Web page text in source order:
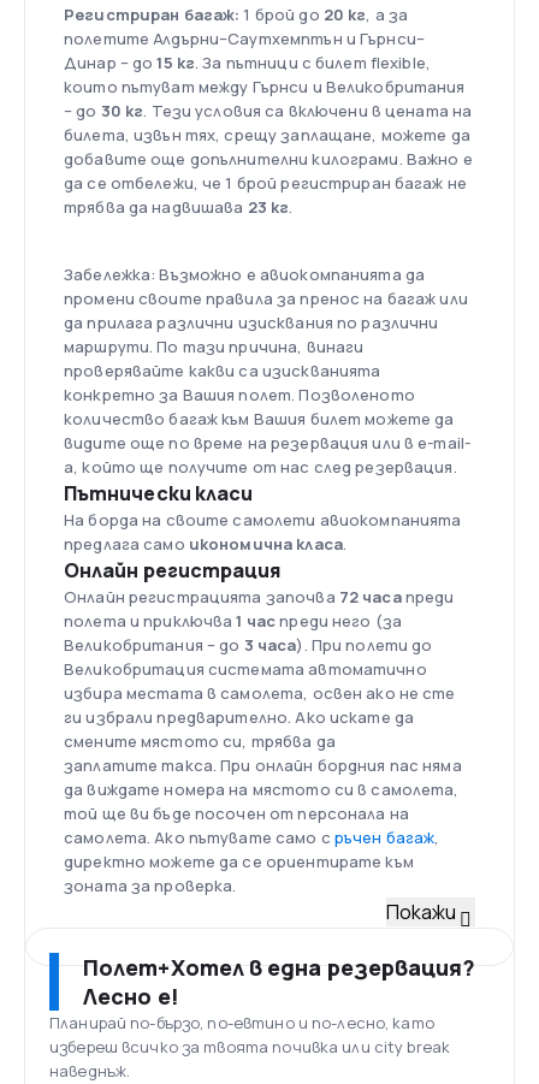
Регистриран багаж: 1 брой до 20 кг, а за
полетите Алдърни–Саутхемптън и Гърнси–
Динар – до15 кг. За пътници с билет flexible,
които пътуват между Гърнси и Великобритания
– до 30 кг. Тези условия са включени в цената на
билета, извън тях, срещу заплащане, можете да
добавите още допълнителни килограми. Важно е
да се отбележи, че 1 брой регистриран багаж не
трябва да надвишава 23 кг.
Забележка: Възможно е авиокомпанията да
промени своите правила за пренос на багаж или
да прилага различни изисквания по различни
маршрути. По тази причина, винаги
проверявайте какви са изискванията
конкретно за Вашия полет. Позволеното
количество багаж към Вашия билет можете да
видите още по време на резервация или в e-mail-
а, който ще получите от нас след резервация.
Пътнически класи
На борда на своите самолети авиокомпанията
предлага само икономична класа.
Онлайн регистрация
Онлайн регистрацията започва 72 часапреди
полета и приключва1 часпреди него (за
Великобритания – до 3 часа). При полети до
Великобритация системата автоматично
избира местата в самолета, освен ако не сте
ги избрали предварително. Ако искате да
смените мястото си, трябва да
заплатите такса. При онлайн бордния пас няма
да виждате номера на мястото си в самолета,
той ще ви бъде посочен от персонала на
самолета. Ако пътувате само с ръчен багаж,
директно можете да се ориентирате към
зоната за проверка.
самолета– 1 брой 48-местенATR42-500, 2 броя
72-местни ATR 72-500, 4 броя 15-местни
Norman Trislander
228, 1 брой RUAG AviationDo 228 NG и 1 брой 122-
местенEmbraer 195.
Покажи
Полет+Хотел в една резервация?
Лесно е!
Планирай по-бързо, по-евтино и по-лесно, като
избереш всичко за твоята почивка или city break
наведнъж.